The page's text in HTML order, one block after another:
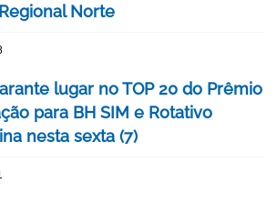
Norte
lugar no TOP 20 do Prêmio
para BH SIM e Rotativo
nesta sexta (7)